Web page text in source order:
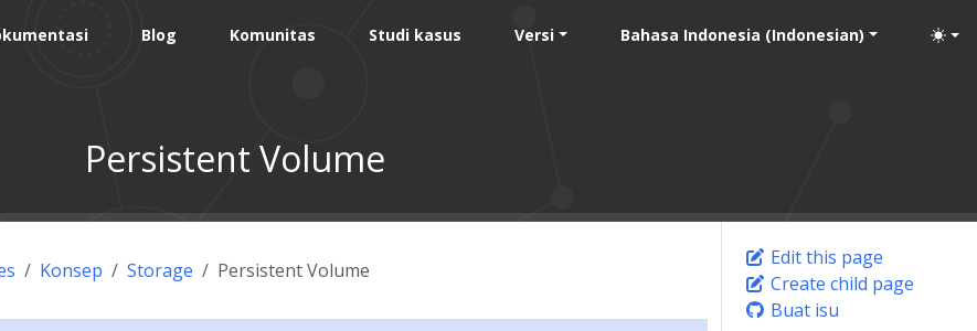
Blog Komunitas Studi kasus Versi Bahasa Indonesia (Indonesian)
Persistent Volume
Edit this page
Create child page
Buat isu
Konsep Storage Persistent Volume